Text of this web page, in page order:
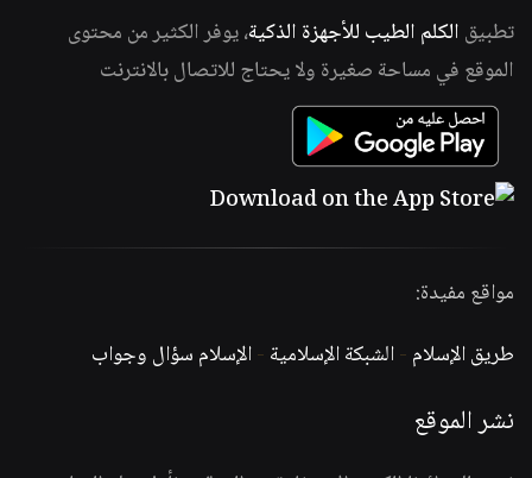
تطبيق الكلم الطيب للأجهزة الذكية، يوفر الكثير من محتوى
الموقع في مساحة صغيرة ولا يحتاج للاتصال بالانترنت
مواقع مفيدة:
طريق الإسلام -الشبكة الإسلامية -الإسلام سؤال وجواب
نشر الموقع